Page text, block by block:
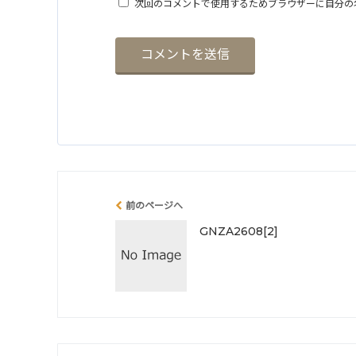
次回のコメントで使用するためブラウザーに自分
前のページへ
GNZA2608[2]